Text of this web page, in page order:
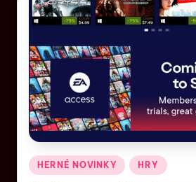
HERNÉ NOVINKY HRY